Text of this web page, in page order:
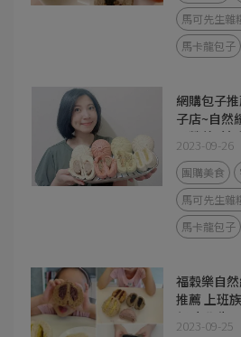
馬可先生雜
馬卡龍包子
網購包子
子店~自然
又營養~
2023-09-26
團購美食
馬可先生雜
馬卡龍包子
福穀樂自
推薦 上班
餐 小學生早
2023-09-25